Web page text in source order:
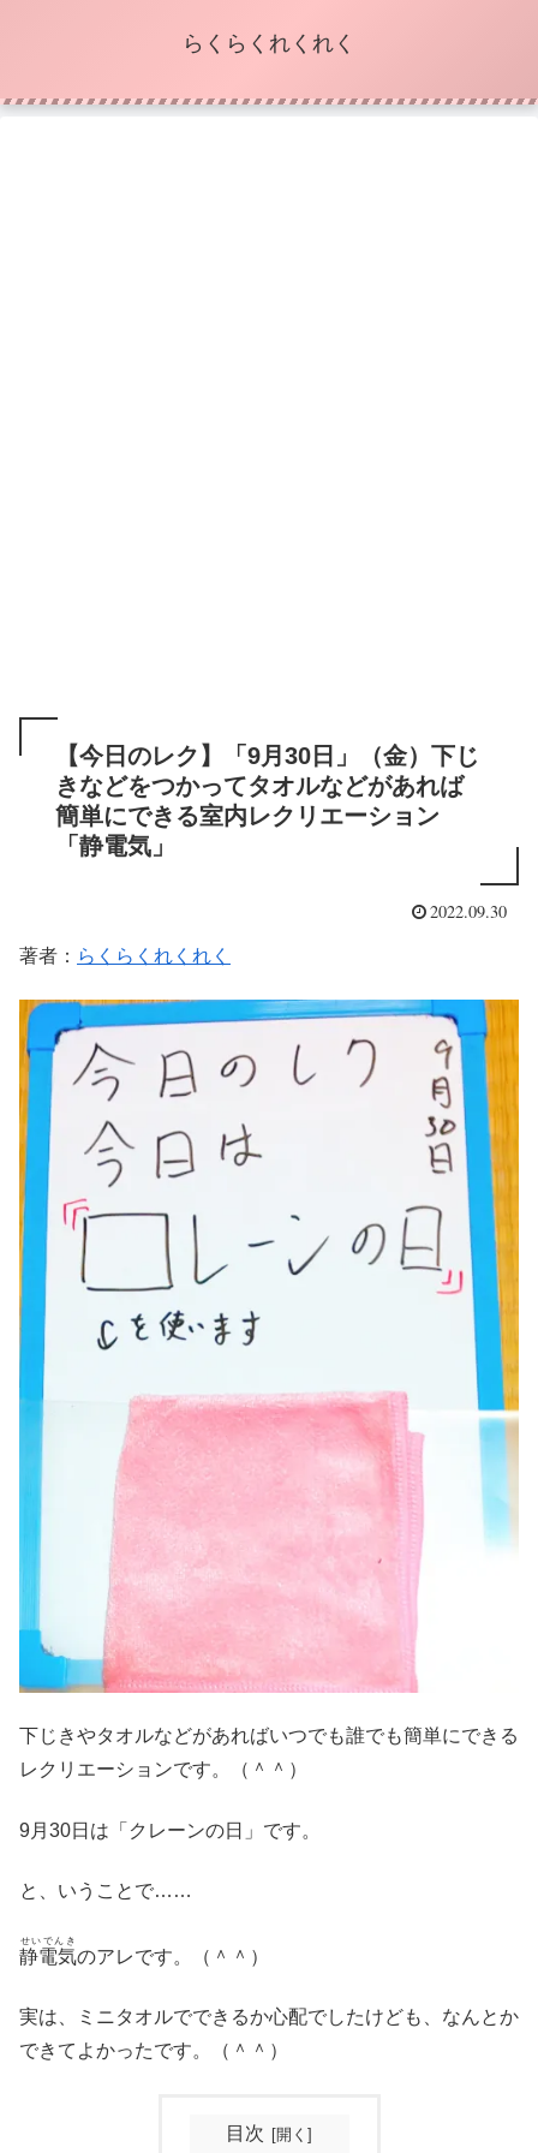
らくらくれくれく
【今日のレク】「9月30日」（金）下じ
きなどをつかってタオルなどがあれば
簡単にできる室内レクリエーション
「静電気」
2022.09.30
著者： らくらくれくれく
下じきやタオルなどがあればいつでも誰でも簡単にできる
レクリエーションです。（＾＾）
9月30日は「クレーンの日」です。
と、いうことで……
静電気
せいでんき
のアレです。（＾＾）
実は、ミニタオルでできるか心配でしたけども、なんとか
できてよかったです。（＾＾）
目次